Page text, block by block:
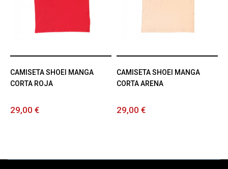
CAMISETA SHOEI MANGA
CORTA ROJA
29,00 €
CAMISETA SHOEI MANGA
CORTA ARENA
29,00 €